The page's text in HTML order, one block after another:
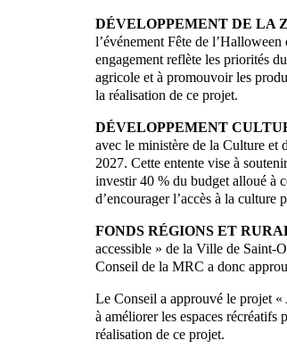
DÉVELOPPEMENT DE LA
l’événement Fête de
engagement reflète les priorités
agricole et à promouvoir les
la réalisation de ce projet.
DÉVELOPPEMENT
avec le ministère de la Culture et
2027. Cette entente vise à
investir 40 % du budget alloué à
d’encourager l’accès à la culture
FONDS RÉGIONS ET
accessible » de la Ville de Saint-
Conseil de la MRC a donc
Le Conseil a approuvé le projet
à améliorer les espaces
réalisation de ce projet.